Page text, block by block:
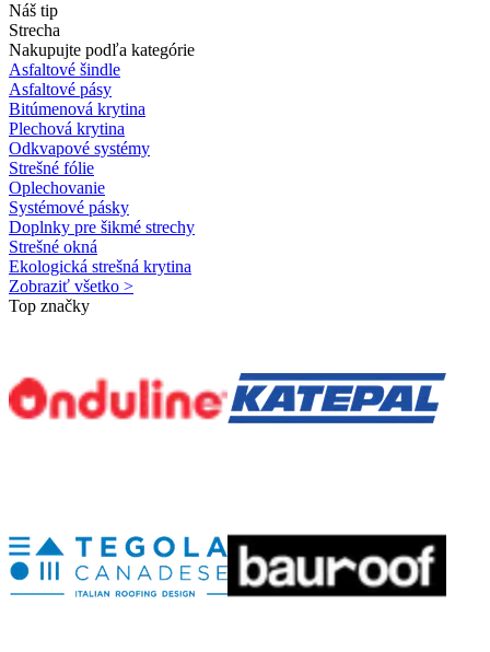
Náš tip
Strecha
Nakupujte podľa kategórie
Asfaltové šindle
Asfaltové pásy
Bitúmenová krytina
Plechová krytina
Odkvapové systémy
Strešné fólie
Oplechovanie
Systémové pásky
Doplnky pre šikmé strechy
Strešné okná
Ekologická strešná krytina
Zobraziť všetko >
Top značky